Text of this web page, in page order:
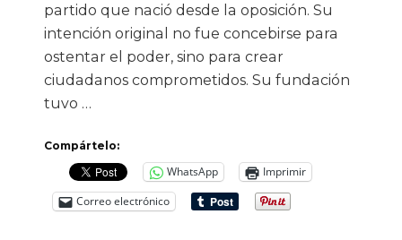
partido que nació desde la oposición. Su
intención original no fue concebirse para
ostentar el poder, sino para crear
ciudadanos comprometidos. Su fundación
tuvo …
Compártelo:
WhatsApp
Imprimir
Correo electrónico